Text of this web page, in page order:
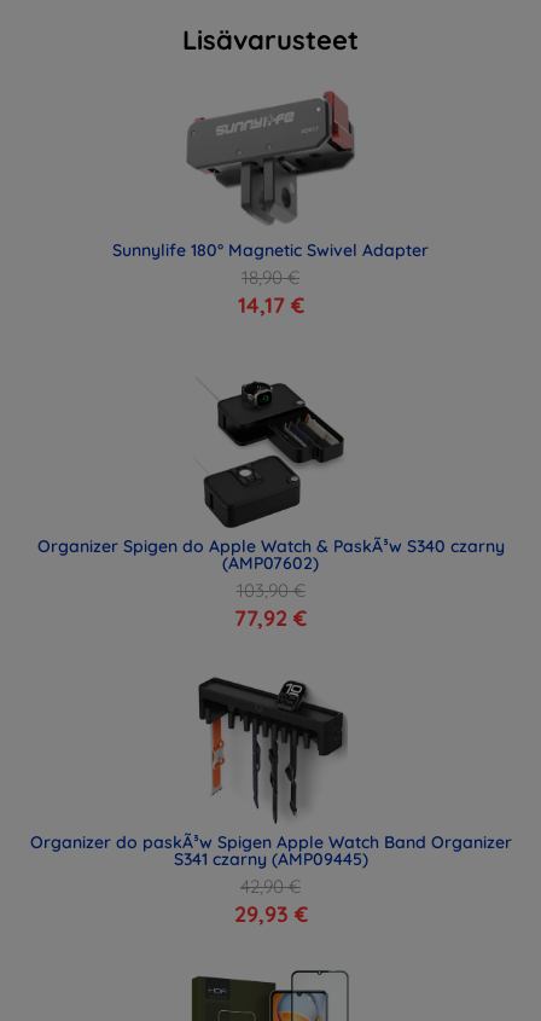
Lisävarusteet
Sunnylife 180° Magnetic Swivel Adapter
18,90 €
14,17 €
Organizer Spigen do Apple Watch & PaskÃ³w S340 czarny
(AMP07602)
103,90 €
77,92 €
Organizer do paskÃ³w Spigen Apple Watch Band Organizer
S341 czarny (AMP09445)
42,90 €
29,93 €